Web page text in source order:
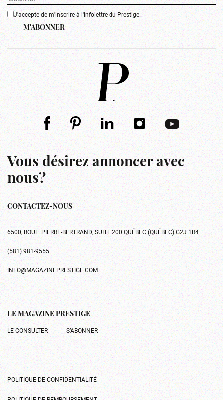
J'accepte de m'inscrire à l'infolettre du Prestige.
M'ABONNER
Vous désirez annoncer avec
nous?
CONTACTEZ-NOUS
6500, BOUL. PIERRE-BERTRAND, SUITE 200 QUÉBEC (QUÉBEC) G2J 1R4
(581) 981-9555
INFO@MAGAZINEPRESTIGE.COM
LE MAGAZINE PRESTIGE
LE CONSULTER S’ABONNER
POLITIQUE DE CONFIDENTIALITÉ